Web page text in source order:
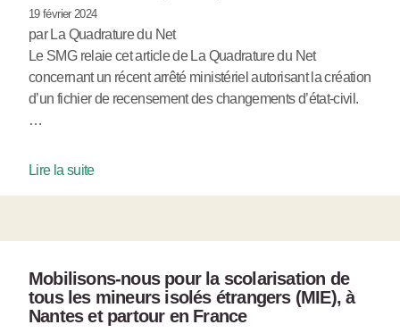
19 février 2024
par La Quadrature du Net
Le SMG relaie cet article de La Quadrature du Net
concernant un récent arrêté ministériel autorisant la création
d’un fichier de recensement des changements d’état-civil.
…
Lire la suite
Mobilisons-nous pour la scolarisation de
tous les mineurs isolés étrangers (MIE), à
Nantes et partour en France